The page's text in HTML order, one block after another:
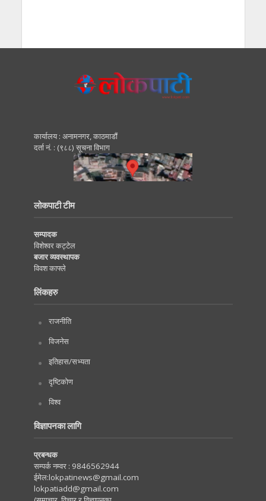
कार्यालय : अनामनगर, काठमाडाैं
दर्ता नं. : (९८८) सूचना विभाग
लोकपाटी टीम
सम्पादक
विशेश्वर कट्टेल
बजार व्यवस्थापक
विवश काफ्ले
लिंकहरु
राजनीति
विजनेस
इतिहास/सभ्यता
दृष्टिकोण
विश्व
विज्ञापनका लागि
प्रबन्धक
सम्पर्क नम्वर : 9846562944
ईमेल:lokpatinews@gmail.com
lokpatiadd@gmail.com